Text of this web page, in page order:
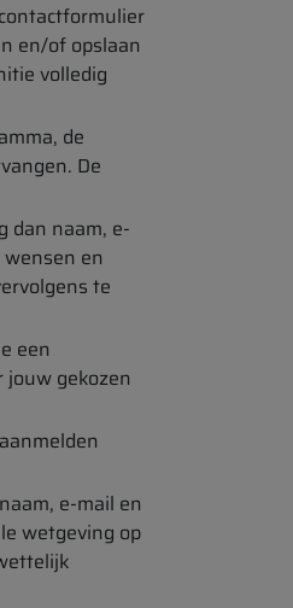
en/of opslaan
volledig
de
De
dan naam, e-
en
te
een
gekozen
e-mail en
wetgeving op